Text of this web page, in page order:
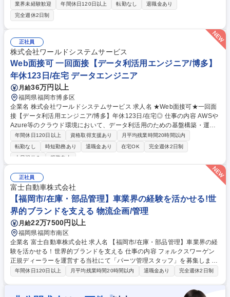
問い合わせ対応■自社システムの企画・開発・運用 等 【具体的には】社内
の情報システム部門として、企画から開発、運用保守まで幅広く担当して
いただきます。業務の割合としては企画・開発と運用・保守が半々程度で
す。既存のプラットフォームを使った開発が中心で、社内従業員への対応
やサポートも重要な業務となります。セキュリティ面の管理やデバイス管
理なども担当していただきます。 募集職種 社内SE｜残業ほぼ無し・ワー
クライフバランス重視/福岡で腰を据えて働ける環境
業界未経験歓迎 年間休日120日以上 転勤なし
退職金あり
完全週休2日制
正社員
株式会社ワールドシステムサービス
Web面接可 一回面接【データ利活用エンジニア/博多】
年休123日/在宅 データエンジニア
月給36万円以上
福岡県福岡市博多区
企業名 株式会社ワールドシステムサービス 求人名 ★Web面接可★一回面
接【データ利活用エンジニア/博多】年休123日/在宅◎ 仕事の内容 AWSや
Azure等のクラウド環境において、データ利活用のための基盤構築・運用
を担当。PythonやSQLを用いたデータの抽出・加工(ETL/ELT)プロセスの
実装や最適化を手掛けます。 【クラウドネイティブなデータ基盤の開発】
■AWS(S3, Lambda等)やAzure(Functions, Data Factory等)を利用したス
honやSQLを用いたデータの抽出・加工(ETL/ELT)プロセスの実装および
最適化 ■最新DWH/レイクハウス製品の導入・検証 ■SnowflakeやDatabric
ksなどのモダンなDWHサービスを用いた、高速かつ効率的な分析基盤の
構築 募集職種 ★Web面接可★一回面接【データ利活用エンジニア/博多】
年休123日/在宅◎
年間休日120日以上 資格取得支援あり
月平均残業時間20時間以内
転勤なし
時短勤務あり 退職金あり 在宅OK
完全週休2日制
土日祝休み
服装自由
正社員
富士自動車株式会社
【福岡市/在庫・部品管理】車業界の経験を活かせる!世
界的ブランドを支える 物流企画/管理
月給22万7500円以上
福岡県福岡市南区
企業名 富士自動車株式会社 求人名 【福岡市/在庫・部品管理】車業界の経
験を活かせる！世界的ブランドを支える 仕事の内容 フォルクスワーゲン
正規ディーラーを運営する当社にて「パーツ管理スタッフ」を募集しま
す。最高のサービスをお届けするため、店舗での自動車部品の在庫管理を
車の部品（パーツ）に関する以下の業務をお任せします。 ・専用システム
年間休日120日以上 月平均残業時間20時間以内 退職金あり 完全週休2日制